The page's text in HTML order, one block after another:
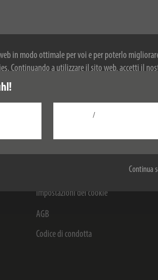
in modo ottimale per voi e per poterlo
Continuando a utilizzare il sito web, accetti il
sui cookie, si prega di consultare la nostra
Continua
/
Colophon
Impostazioni dei cookie
AGB
Codice di condotta